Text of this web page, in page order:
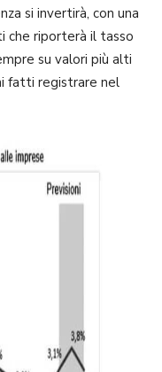
si invertirà, con una
che riporterà il tasso
su valori più alti
fatti registrare nel